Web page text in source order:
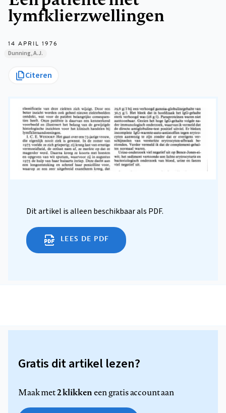
lymfklierzwellingen
14 APRIL 1976
Dunning, A.J.
Citeren
Dit artikel is alleen beschikbaar als PDF.
LEES DE PDF
Gratis dit artikel lezen?
Maak met2 klikkeneen gratis account aan